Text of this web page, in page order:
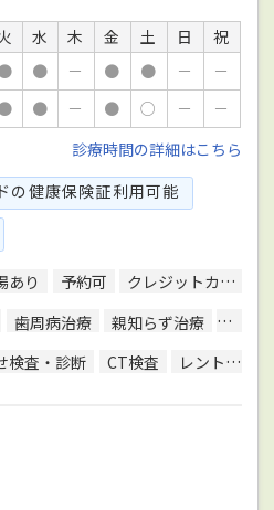
水 木 金 土 日
祝
● － ● ● －
－
● － ● ○ －
－
診療時間の詳細はこちら
の健康保険証利用可能
あり 予約可
クレジットカード対応
歯周病治療 親知らず治療
顎関
検査・診断 CT検査 レントゲン検査